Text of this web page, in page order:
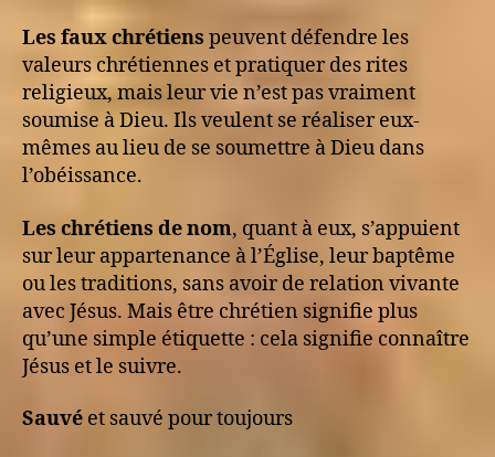
Les faux chrétiens peuvent défendre les
valeurs chrétiennes et pratiquer des rites
religieux, mais leur vie n’est pas vraiment
soumise à Dieu. Ils veulent se réaliser eux-
mêmes au lieu de se soumettre à Dieu dans
l’obéissance.
Les chrétiens de nom, quant à eux, s’appuient
sur leur appartenance à l’Église, leur baptême
ou les traditions, sans avoir de relation vivante
avec Jésus. Mais être chrétien signifie plus
qu’une simple étiquette : cela signifie connaître
Jésus et le suivre.
Sauvé et sauvé pour toujours